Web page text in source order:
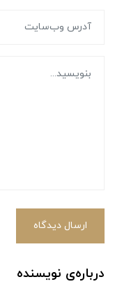
ارسال دیدگاه
درباره‌ی نویسنده